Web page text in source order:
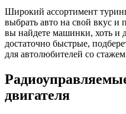
Широкий ассортимент
выбрать авто на свой вкус и
вы найдете машинки, хоть и
достаточно быстрые,
для автолюбителей со
двигателя